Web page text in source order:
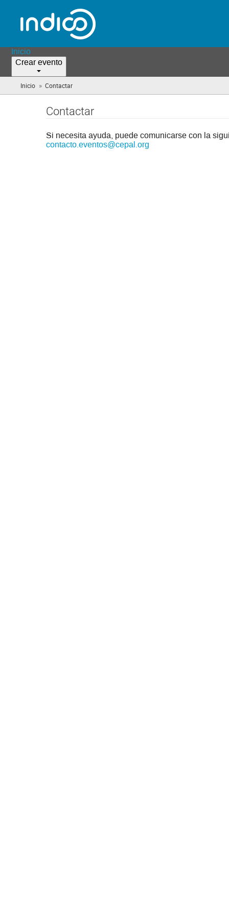
Inicio
Crear evento
Inicio » Contactar
are
Contactar
Si necesita ayuda, puede comunicarse con la
contacto.eventos@cepal.org